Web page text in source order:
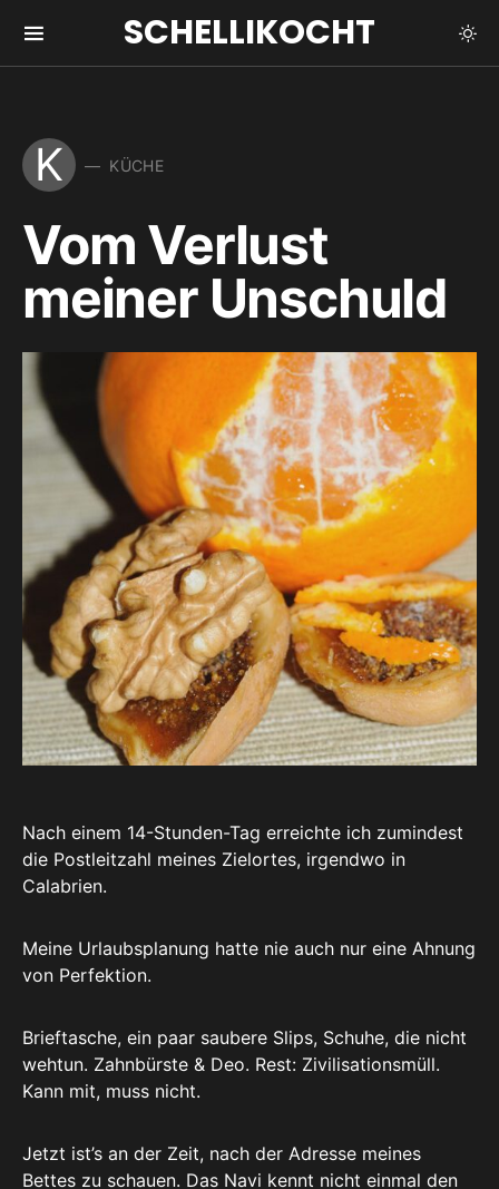
SCHELLIKOCHT
K KÜCHE
Vom Verlust
meiner Unschuld
Nach einem 14-Stunden-Tag erreichte ich zumindest
die Postleitzahl meines Zielortes, irgendwo in
Calabrien.
Meine Urlaubsplanung hatte nie auch nur eine Ahnung
von Perfektion.
Brieftasche, ein paar saubere Slips, Schuhe, die nicht
wehtun. Zahnbürste & Deo. Rest: Zivilisationsmüll.
Kann mit, muss nicht.
Jetzt ist’s an der Zeit, nach der Adresse meines
Bettes zu schauen. Das Navi kennt nicht einmal den